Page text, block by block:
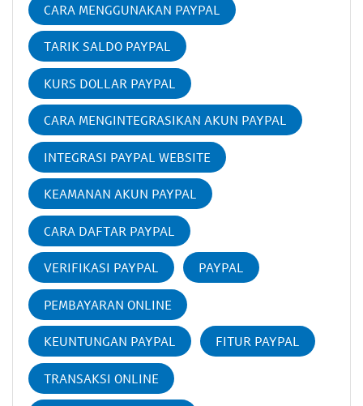
CARA MENGGUNAKAN PAYPAL
TARIK SALDO PAYPAL
KURS DOLLAR PAYPAL
CARA MENGINTEGRASIKAN AKUN PAYPAL
INTEGRASI PAYPAL WEBSITE
KEAMANAN AKUN PAYPAL
CARA DAFTAR PAYPAL
VERIFIKASI PAYPAL PAYPAL
PEMBAYARAN ONLINE
KEUNTUNGAN PAYPAL FITUR PAYPAL
TRANSAKSI ONLINE